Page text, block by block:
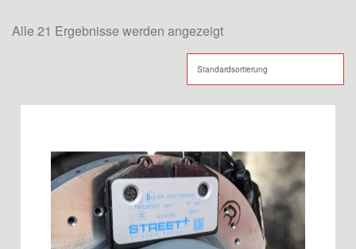
Alle 21 Ergebnisse werden angezeigt